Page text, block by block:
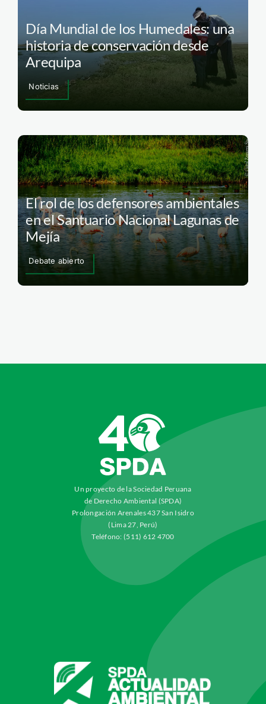
Día Mundial de los Humedales: una
historia de conservación desde
Arequipa
Noticias
El rol de los defensores ambientales
en el Santuario Nacional Lagunas de
Mejía
Debate abierto
Un proyecto de la Sociedad Peruana
de Derecho Ambiental (SPDA)
Prolongación Arenales 437 San Isidro
(Lima 27, Perú)
Teléfono: (511) 612 4700